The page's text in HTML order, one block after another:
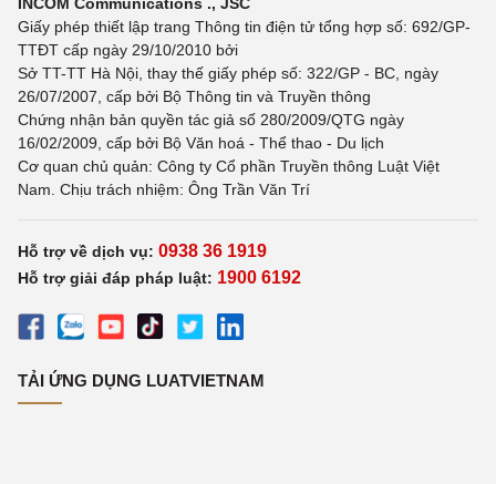
Giấy phép thiết lập trang Thông tin điện tử tổng hợp số: 692/GP-
TTĐT cấp ngày 29/10/2010 bởi
Sở TT-TT Hà Nội, thay thế giấy phép số: 322/GP - BC, ngày
26/07/2007, cấp bởi Bộ Thông tin và Truyền thông
Chứng nhận bản quyền tác giả số 280/2009/QTG ngày
16/02/2009, cấp bởi Bộ Văn hoá - Thể thao - Du lịch
Cơ quan chủ quản: Công ty Cổ phần Truyền thông Luật Việt
Nam. Chịu trách nhiệm: Ông Trần Văn Trí
Hỗ trợ về dịch vụ: 0938 36 1919
Hỗ trợ giải đáp pháp luật: 1900 6192
TẢI ỨNG DỤNG LUATVIETNAM